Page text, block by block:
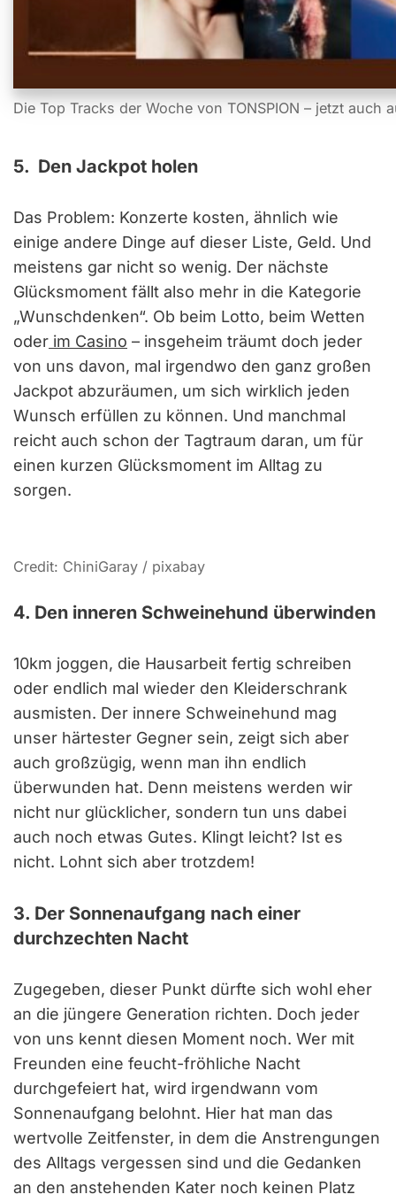
Die Top Tracks der Woche von TONSPION – jetzt auch
5. Den Jackpot holen
Das Problem: Konzerte kosten, ähnlich wie
einige andere Dinge auf dieser Liste, Geld. Und
meistens gar nicht so wenig. Der nächste
Glücksmoment fällt also mehr in die Kategorie
„Wunschdenken“. Ob beim Lotto, beim Wetten
oder im Casino – insgeheim träumt doch jeder
von uns davon, mal irgendwo den ganz großen
Jackpot abzuräumen, um sich wirklich jeden
Wunsch erfüllen zu können. Und manchmal
reicht auch schon der Tagtraum daran, um für
einen kurzen Glücksmoment im Alltag zu
sorgen.
Credit: ChiniGaray / pixabay
4. Den inneren Schweinehund überwinden
10km joggen, die Hausarbeit fertig schreiben
oder endlich mal wieder den Kleiderschrank
ausmisten. Der innere Schweinehund mag
unser härtester Gegner sein, zeigt sich aber
auch großzügig, wenn man ihn endlich
überwunden hat. Denn meistens werden wir
nicht nur glücklicher, sondern tun uns dabei
auch noch etwas Gutes. Klingt leicht? Ist es
nicht. Lohnt sich aber trotzdem!
3. Der Sonnenaufgang nach einer
durchzechten Nacht
Zugegeben, dieser Punkt dürfte sich wohl eher
an die jüngere Generation richten. Doch jeder
von uns kennt diesen Moment noch. Wer mit
Freunden eine feucht-fröhliche Nacht
durchgefeiert hat, wird irgendwann vom
Sonnenaufgang belohnt. Hier hat man das
wertvolle Zeitfenster, in dem die Anstrengungen
des Alltags vergessen sind und die Gedanken
an den anstehenden Kater noch keinen Platz